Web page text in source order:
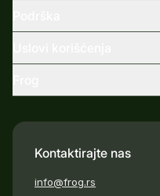
Kontaktirajte nas
info@frog.rs